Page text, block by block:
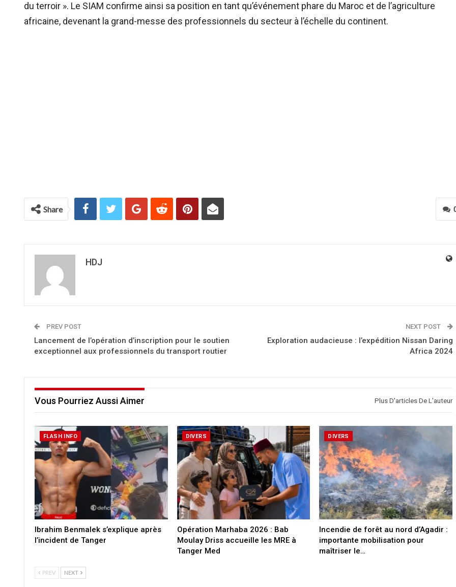
du terroir ». Le SIAM confirme ainsi sa position en tant qu’événement phare du Maroc et de l’agriculture
africaine, devenant la grand-messe des professionnels du secteur à l’échelle du continent.
Share
HDJ
PREV POST
Lancement de l’opération d’inscription pour le soutien
exceptionnel aux professionnels du transport routier
NEXT POST
Exploration audacieuse : l’expédition Nissan Daring
Africa 2024
Vous Pourriez Aussi Aimer Plus D'articles De L'auteur
FLASH INFO
Ibrahim Benmalek s’explique après
l’incident de Tanger
DIVERS
Opération Marhaba 2026 : Bab
Moulay Driss accueille les MRE à
Tanger Med
DIVERS
Incendie de forêt au nord d’Agadir :
importante mobilisation pour
maîtriser le…
PREV NEXT